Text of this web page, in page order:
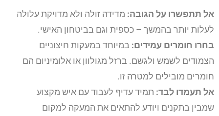
אל תתפשרו על הגובה: מדידה זולה ולא מדויקת עלולה
לעלות יותר בהמשך – כספית וגם בביטחון האישי.
בחרו חומרים עמידים: במיוחד במעקות חיצוניים
הצמודים לשמש ולגשם. ברזל מגולוון או אלומיניום הם
חומרים מובילים למטרה זו.
אל תעמדו לבד: תמיד עדיף לעבוד עם איש מקצוע
שמבין בתקנים ויודע להתאים את המעקה למקום